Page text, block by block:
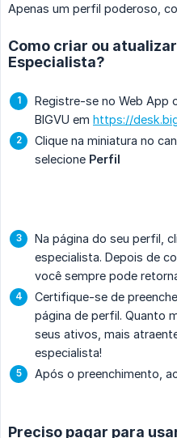
Apenas um perfil poderoso,
Como criar ou
Especialista?
Registre-se no Web App
BIGVU em https://
Clique na miniatura no
selecione Perfil
Na página do seu perfil,
especialista. Depois de
você sempre pode
Certifique-se de
página de perfil. Quanto
seus ativos, mais
especialista!
Após o preenchimento,
Preciso pagar para